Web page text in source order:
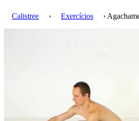
Calistree › Exercícios ›